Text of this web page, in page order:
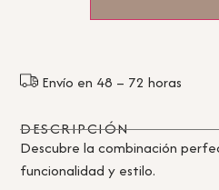
Envío en 48 – 72 horas
DESCRIPCIÓN
Descubre la combinación
funcionalidad y estilo.